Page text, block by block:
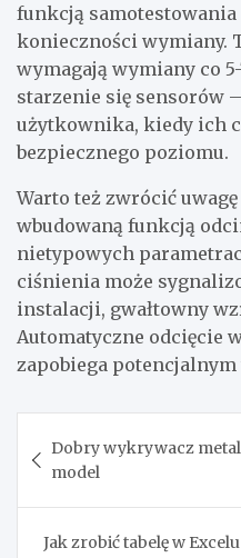
funkcją
konieczności wymiany.
wymagają wymiany co
starzenie się sensorów
użytkownika, kiedy ich
bezpiecznego poziomu.
Warto też zwrócić
wbudowaną funkcją
nietypowych
ciśnienia może
instalacji, gwałtowny
Automatyczne odcięcie
zapobiega
wpisu
Dobry wykrywacz
model
Jak zrobić tabelę w